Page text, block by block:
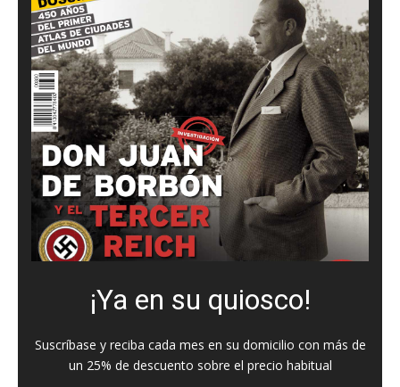
¡Ya en su quiosco!
Suscríbase y reciba cada mes en su domicilio con más de
un 25% de descuento sobre el precio habitual